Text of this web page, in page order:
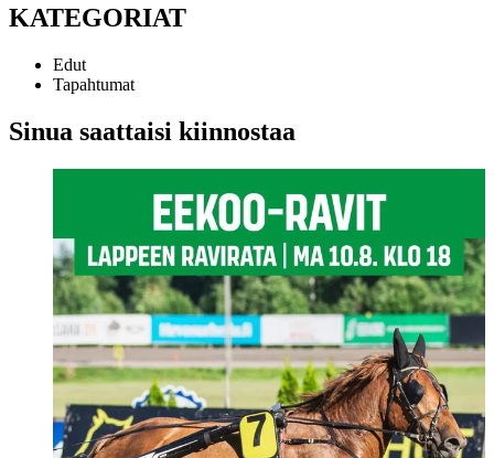
KATEGORIAT
Edut
Tapahtumat
Sinua saattaisi kiinnostaa